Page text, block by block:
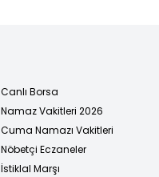
Canlı Borsa
Namaz Vakitleri 2026
Cuma Namazı Vakitleri
Nöbetçi Eczaneler
İstiklal Marşı